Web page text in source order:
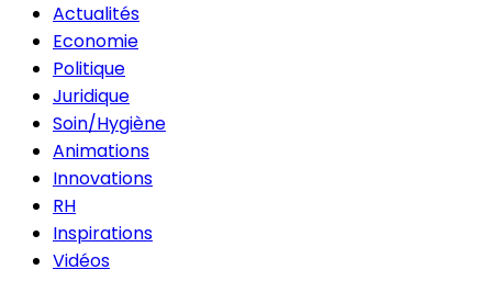
Actualités
Economie
Politique
Juridique
Soin/Hygiène
Animations
Innovations
RH
Inspirations
Vidéos